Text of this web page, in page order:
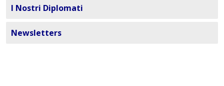
I Nostri Diplomati
Newsletters